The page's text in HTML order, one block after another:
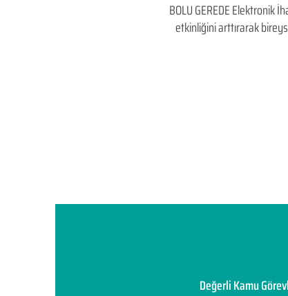
BOLU GEREDE Elektronik
etkinliğini arttırarak
Değerli Kamu